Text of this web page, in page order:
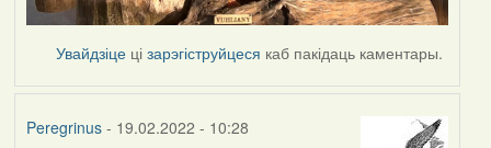
Увайдзіце цізарэгіструйцеся каб пакідаць каментары.
Peregrinus- 19.02.2022 - 10:28